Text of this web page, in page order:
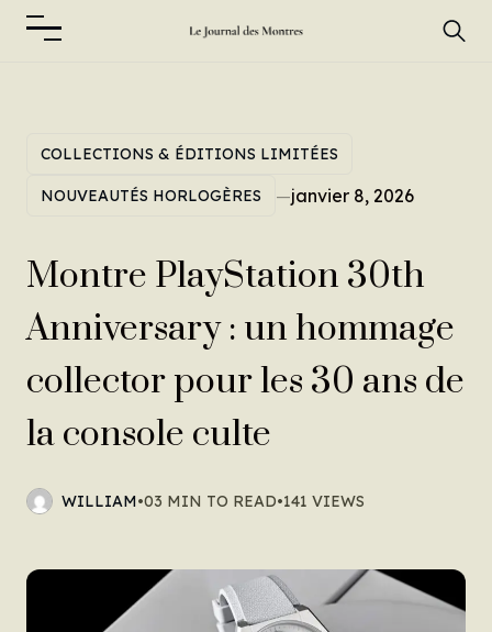
COLLECTIONS & ÉDITIONS LIMITÉES
NOUVEAUTÉS HORLOGÈRES —janvier 8, 2026
Montre PlayStation 30th
Anniversary : un hommage
collector pour les 30 ans de
la console culte
WILLIAM•03 MIN TO READ•141 VIEWS